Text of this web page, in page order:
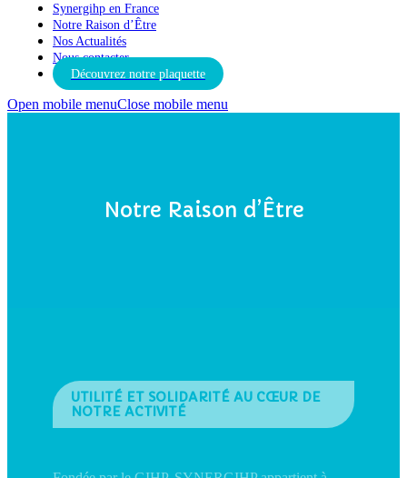
Synergihp en France
Notre Raison d’Être
Nos Actualités
Nous contacter
Découvrez notre plaquette
Open mobile menuClose mobile menu
Notre Raison d’Être
UTILITÉ ET SOLIDARITÉ AU CŒUR DE
NOTRE ACTIVITÉ